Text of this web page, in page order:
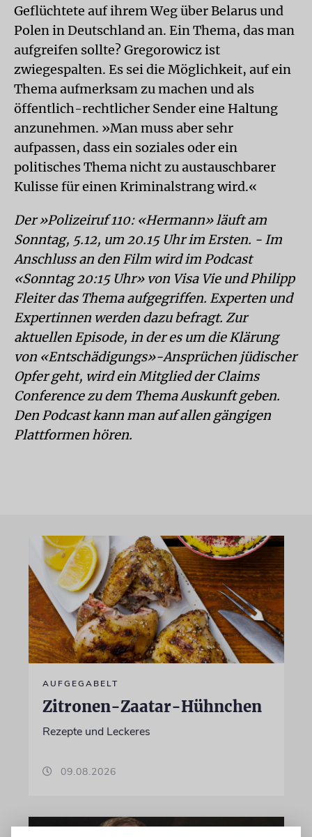
Geflüchtete auf ihrem Weg über Belarus und
Polen in Deutschland an. Ein Thema, das man
aufgreifen sollte? Gregorowicz ist
zwiegespalten. Es sei die Möglichkeit, auf ein
Thema aufmerksam zu machen und als
öffentlich-rechtlicher Sender eine Haltung
anzunehmen. »Man muss aber sehr
aufpassen, dass ein soziales oder ein
politisches Thema nicht zu austauschbarer
Kulisse für einen Kriminalstrang wird.«
Der »Polizeiruf 110: «Hermann» läuft am
Sonntag, 5.12, um 20.15 Uhr im Ersten. - Im
Anschluss an den Film wird im Podcast
«Sonntag 20:15 Uhr» von Visa Vie und Philipp
Fleiter das Thema aufgegriffen. Experten und
Expertinnen werden dazu befragt. Zur
aktuellen Episode, in der es um die Klärung
von «Entschädigungs»-Ansprüchen jüdischer
Opfer geht, wird ein Mitglied der Claims
Conference zu dem Thema Auskunft geben.
Den Podcast kann man auf allen gängigen
Plattformen hören.
AUFGEGABELT
Zitronen-Zaatar-Hühnchen
Rezepte und Leckeres
09.08.2026